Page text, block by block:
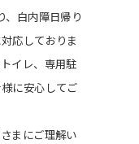
、白内障日帰り
応しておりま
イレ、専用駐
に安心してご
まにご理解い